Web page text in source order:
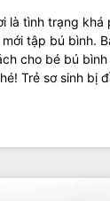
là tình trạng khá
tập bú bình.
cho bé bú
Trẻ sơ sinh bị